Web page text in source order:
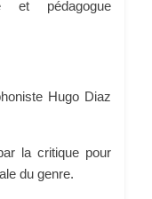
et pédagogue
Hugo Diaz
la critique pour
du genre.